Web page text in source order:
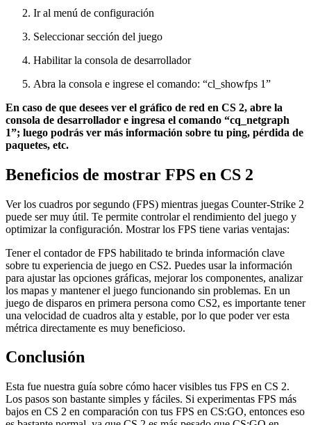
Ir al menú de configuración
Seleccionar sección del juego
Habilitar la consola de desarrollador
Abra la consola e ingrese el comando: “cl_showfps 1”
En caso de que desees ver el gráfico de red en CS 2, abre la
consola de desarrollador e ingresa el comando “cq_netgraph
1”; luego podrás ver más información sobre tu ping, pérdida de
paquetes, etc.
Beneficios de mostrar FPS en CS 2
Ver los cuadros por segundo (FPS) mientras juegas Counter-Strike 2
puede ser muy útil. Te permite controlar el rendimiento del juego y
optimizar la configuración. Mostrar los FPS tiene varias ventajas:
Tener el contador de FPS habilitado te brinda información clave
sobre tu experiencia de juego en CS2. Puedes usar la información
para ajustar las opciones gráficas, mejorar los componentes, analizar
los mapas y mantener el juego funcionando sin problemas. En un
juego de disparos en primera persona como CS2, es importante tener
una velocidad de cuadros alta y estable, por lo que poder ver esta
métrica directamente es muy beneficioso.
Conclusión
Esta fue nuestra guía sobre cómo hacer visibles tus FPS en CS 2.
Los pasos son bastante simples y fáciles. Si experimentas FPS más
bajos en CS 2 en comparación con tus FPS en CS:GO, entonces eso